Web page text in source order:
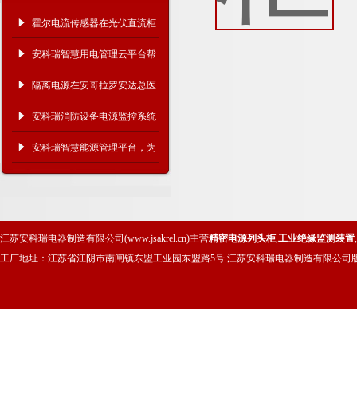
霍尔电流传感器在光伏直流柜
中的应用
安科瑞智慧用电管理云平台帮
您推进电气火灾综合治理工作
隔离电源在安哥拉罗安达总医
院中的设计与应用
安科瑞消防设备电源监控系统
在临普一期+宝马二期物流仓
储项目中的应用
安科瑞智慧能源管理平台，为
大学智慧校园电力注入 “智慧
江苏安科瑞电器制造有限公司(www.jsakrel.cn)主营精密电源列头柜,工业绝缘监测装置,
工厂地址：江苏省江阴市南闸镇东盟工业园东盟路5号 江苏安科瑞电器制造有限公司